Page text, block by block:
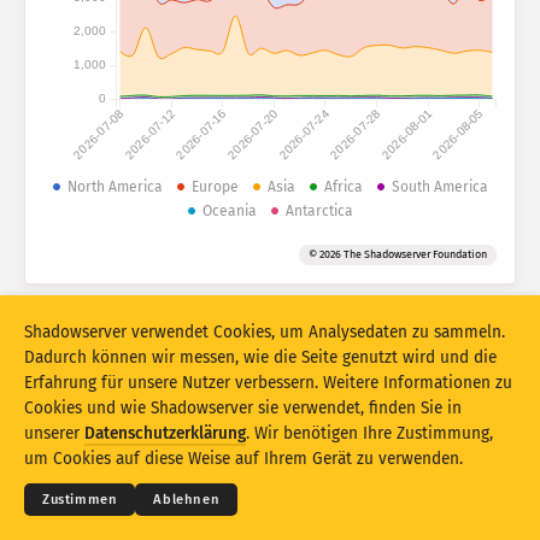
Gruppieren nach
Stacking
Ergebnisse automatisch aktualisieren
Aktualisieren Zurücksetzen
Als PNG herunterladen Über diese Daten
durch die Fazilität „Connecting Europe“ der EU.
2026-07-082026-07-122026-07-162026-07-202026-07-242026-07-282026-08-012026-08-05
0
1,000
2,000
North America Europe Asia Africa
South America
Oceania
Antarctica
© 2026 The Shadowserver Foundation
© 2026THE SHADOWSERVER FOUNDATION
Datenschutz und AGB
Kontakt Danksagungen
Shadowserver verwendet Cookies, um Analysedaten zu sammeln.
Dadurch können wir messen, wie die Seite genutzt wird und die
Erfahrung für unsere Nutzer verbessern. Weitere Informationen zu
Cookies und wie Shadowserver sie verwendet, finden Sie in
unserer Datenschutzerklärung. Wir benötigen Ihre Zustimmung,
um Cookies auf diese Weise auf Ihrem Gerät zu verwenden.
Zustimmen Ablehnen